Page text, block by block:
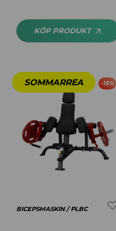
KÖP PRODUKT
-15%
BICEPSMASKIN / PLBC